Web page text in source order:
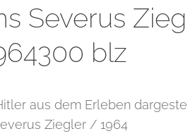
Severus
blz
aus dem Erleben
Ziegler / 1964